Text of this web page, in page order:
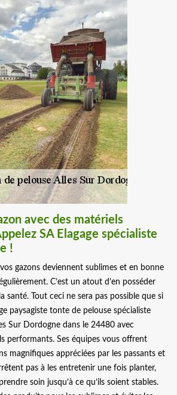
avec des matériels
SA Elagage spécialiste
!
gazons deviennent sublimes et en bonne
C’est un atout d’en posséder
santé. Tout ceci ne sera pas possible que si
paysagiste tonte de pelouse spécialiste
Sur Dordogne dans le 24480 avec
performants. Ses équipes vous offrent
magnifiques appréciées par les passants et
pas à les entretenir une fois planter,
soin jusqu’à ce qu’ils soient stables.